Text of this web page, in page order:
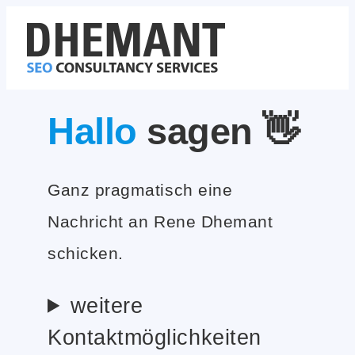
Zum
Inhalt
Hallo sagen 👋
Ganz pragmatisch eine
Nachricht an Rene Dhemant
schicken.
weitere
Kontaktmöglichkeiten